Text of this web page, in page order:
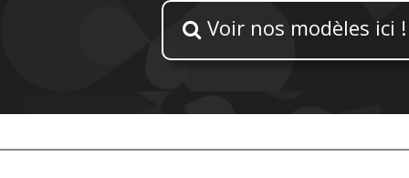
 Voir nos modèles ici !